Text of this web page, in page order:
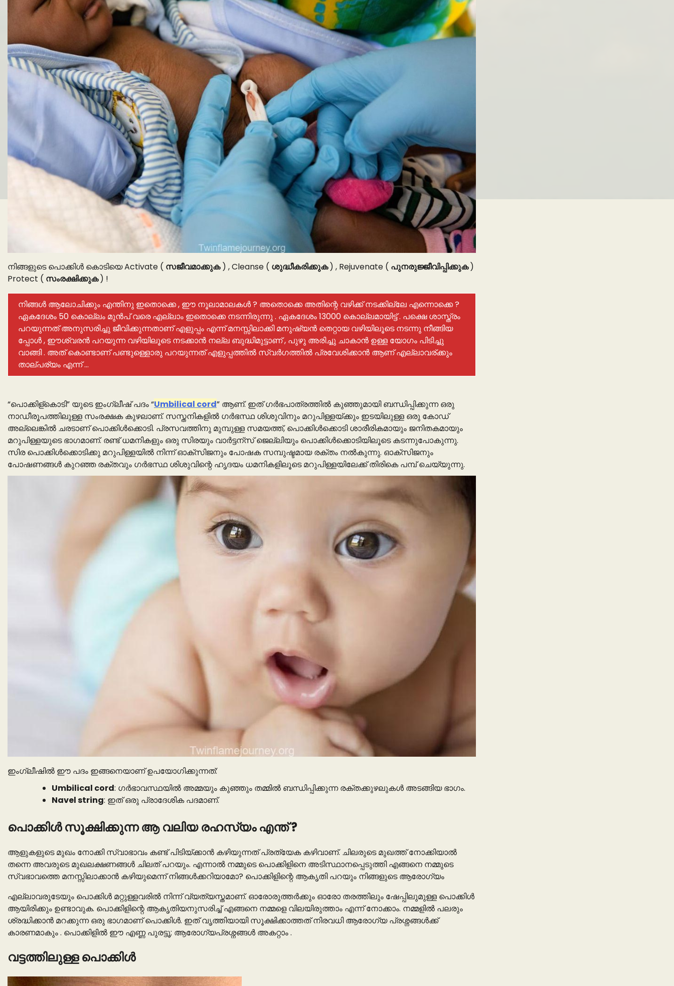
നിങ്ങളുടെ പൊക്കിൾ കൊടിയെ Activate ( സജീവമാക്കുക) , Cleanse ( ശുദ്ധീകരിക്കുക) , Rejuvenate ( പുനരുജ്ജീവിപ്പിക്കുക)
Protect ( സംരക്ഷിക്കുക) !
നിങ്ങൾ ആലോചിക്കും എന്തിനു ഇതൊക്കെ , ഈ നൂലാമാലകൾ ? അതൊക്കെ അതിന്റെ വഴിക്ക് നടക്കില്ലേ എന്നൊക്കെ ?
ഏകദേശം 50 കൊല്ലം മുൻപ് വരെ എല്ലാം ഇതൊക്കെ നടന്നിരുന്നു . ഏകദേശം 13000 കൊല്ലമായിട്ട് . പക്ഷെ ശാസ്ത്രം
പറയുന്നത് അനുസരിച്ചു ജീവിക്കുന്നതാണ് എളുപ്പം എന്ന് മനസ്സിലാക്കി മനുഷ്യൻ തെറ്റായ വഴിയിലൂടെ നടന്നു നീങ്ങിയ
പ്പോൾ , ഈശ്വരൻ പറയുന്ന വഴിയിലൂടെ നടക്കാൻ നല്ല ബുദ്ധിമുട്ടാണ് , പുഴു അരിച്ചു ചാകാൻ ഉള്ള യോഗം പിടിച്ചു
വാങ്ങി . അത് കൊണ്ടാണ് പണ്ടുള്ളൊരു പറയുന്നത് എളുപ്പത്തിൽ സ്വർഗത്തിൽ പ്രവേശിക്കാൻ ആണ് എല്ലാവര്ക്കും
താല്പര്യം എന്ന് …
“പൊക്കിള്കൊടി” യുടെ ഇംഗ്ലീഷ് പദം “Umbilical cord” ആണ്. ഇത് ഗർഭപാത്രത്തിൽ കുഞ്ഞുമായി ബന്ധിപ്പിക്കുന്ന ഒരു
നാഡീരൂപത്തിലുള്ള സംരക്ഷക കുഴലാണ്. സസ്തനികളിൽ ഗർഭസ്ഥ ശിശുവിനും മറുപിള്ളയ്ക്കും ഇടയിലുള്ള ഒരു കോഡ്
അല്ലെങ്കിൽ ചരടാണ്‌ പൊക്കിൾക്കൊടി. പ്രസവത്തിനു മുമ്പുള്ള സമയത്ത്, പൊക്കിൾക്കൊടി ശാരീരികമായും ജനിതകമായും
മറുപിള്ളയുടെ ഭാഗമാണ്. രണ്ട് ധമനികളും ഒരു സിരയും വാർട്ടന്സ് ജെല്ലിയും പൊക്കിൾക്കൊടിയിലൂടെ കടന്നുപോകുന്നു.
സിര പൊക്കിൾക്കൊടിക്കു മറുപിള്ളയിൽ നിന്ന് ഓക്സിജനും പോഷക സമ്പുഷ്ടമായ രക്തം നൽകുന്നു. ഓക്സിജനും
പോഷണങ്ങൾ കുറഞ്ഞ രക്തവും ഗർഭസ്ഥ ശിശുവിന്റെ ഹൃദയം ധമനികളിലൂടെ മറുപിള്ളയിലേക്ക് തിരികെ പമ്പ് ചെയ്യുന്നു.
ഇംഗ്ലീഷിൽ ഈ പദം ഇങ്ങനെയാണ് ഉപയോഗിക്കുന്നത്:
Umbilical cord: ഗർഭാവസ്ഥയിൽ അമ്മയും കുഞ്ഞും തമ്മിൽ ബന്ധിപ്പിക്കുന്ന രക്തക്കുഴലുകൾ അടങ്ങിയ ഭാഗം.
Navel string: ഇത് ഒരു പ്രാദേശിക പദമാണ്.
പൊക്കിള്‍ സൂക്ഷിക്കുന്ന ആ വലിയ രഹസ്യം എന്ത് ?
ആളുകളുടെ മുഖം നോക്കി സ്വാഭാവം കണ്ട് പിടിയ്ക്കാന്‍ കഴിയുന്നത് പ്രത്യേക കഴിവാണ്. ചിലരുടെ മുഖത്ത് നോക്കിയാല്‍
തന്നെ അവരുടെ മുഖലക്ഷണങ്ങള്‍ ചിലത് പറയും. എന്നാല്‍ നമ്മുടെ പൊക്കിളിനെ അടിസ്ഥാനപ്പെടുത്തി എങ്ങനെ നമ്മുടെ
സ്വഭാവത്തെ മനസ്സിലാക്കാന്‍ കഴിയുമെന്ന് നിങ്ങള്‍ക്കറിയാമോ? പൊക്കിളിന്റെ ആകൃതി പറയും നിങ്ങളുടെ ആരോഗ്യം
എല്ലാവരുടേയും പൊക്കിള്‍ മറ്റുള്ളവരില്‍ നിന്ന് വ്യത്യസ്തമാണ്. ഓരോരുത്തര്‍ക്കും ഓരോ തരത്തിലും ഷേപ്പിലുമുള്ള പൊക്കിള്‍
ആയിരിക്കും ഉണ്ടാവുക. പൊക്കിളിന്റെ ആകൃതിയനുസരിച്ച് എങ്ങനെ നമ്മളെ വിലയിരുത്താം എന്ന് നോക്കാം. നമ്മളിൽ പലരും
ശ്രദ്ധിക്കാൻ മറക്കുന്ന ഒരു ഭാഗമാണ് പൊക്കിൾ. ഇത് വൃത്തിയായി സൂക്ഷിക്കാത്തത് നിരവധി ആരോഗ്യ പ്രശ്നങ്ങൾക്ക്
കാരണമാകും . പൊക്കിളിൽ ഈ എണ്ണ പുരട്ടൂ; ആരോഗ്യപ്രശ്നങ്ങൾ അകറ്റാം .
വട്ടത്തിലുള്ള പൊക്കിള്‍